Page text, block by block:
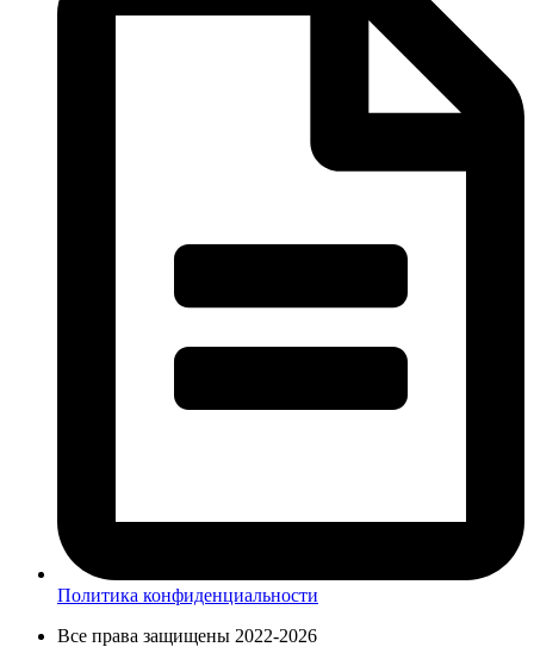
Политика конфиденциальности
Все права защищены 2022-2026